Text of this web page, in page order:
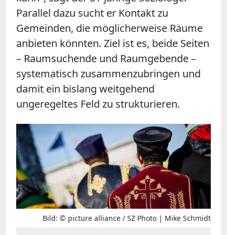
Parallel dazu sucht er Kontakt zu
Gemeinden, die möglicherweise Räume
anbieten könnten. Ziel ist es, beide Seiten
– Raumsuchende und Raumgebende –
systematisch zusammenzubringen und
damit ein bislang weitgehend
ungeregeltes Feld zu strukturieren.
Bild: © picture alliance / SZ Photo | Mike Schmidt